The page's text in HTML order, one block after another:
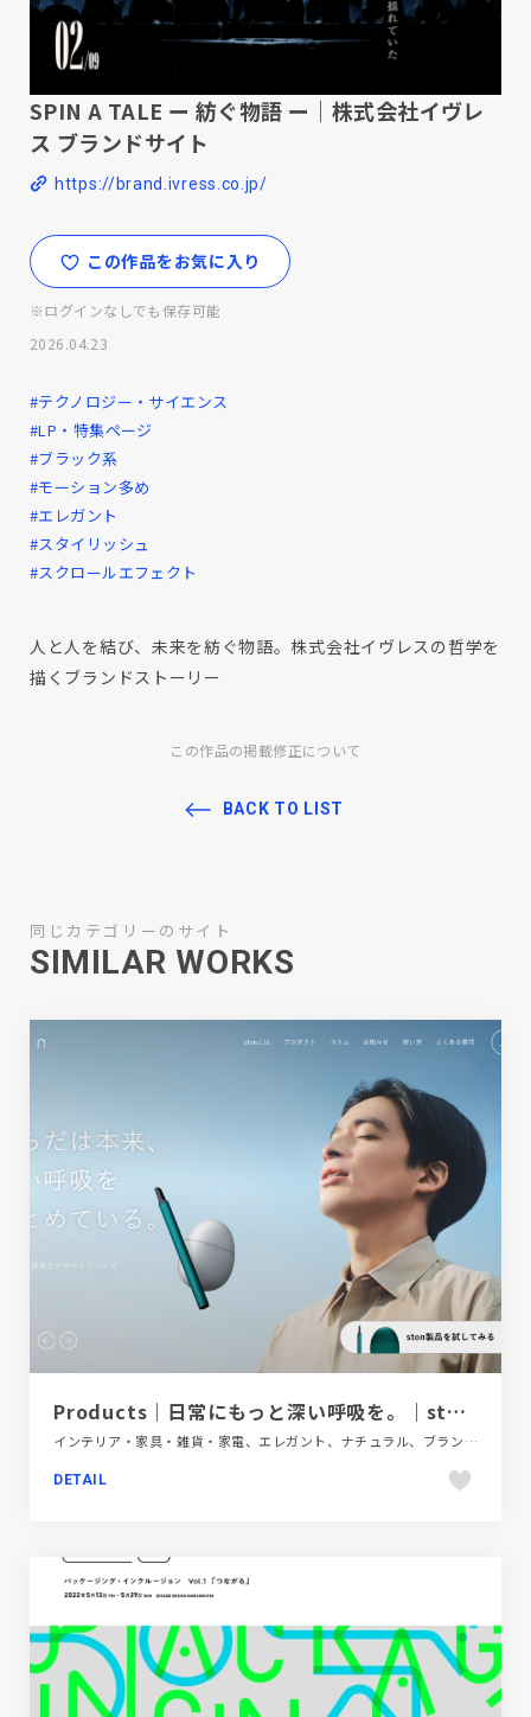
SPIN A TALE ー 紡ぐ物語 ー｜株式会社イヴレ
ス ブランドサイト
https://brand.ivress.co.jp/
この作品をお気に入り
※ログインなしでも保存可能
2026.04.23
#テクノロジー・サイエンス
#LP・特集ページ
#ブラック系
#モーション多め
#エレガント
#スタイリッシュ
#スクロールエフェクト
人と人を結び、未来を紡ぐ物語。株式会社イヴレスの哲学を
描くブランドストーリー
この作品の掲載修正について
BACK TO LIST
同じカテゴリーのサイト
SIMILAR WORKS
Products｜日常にもっと深い呼吸を。｜ston【ストン】
インテリア・家具・雑貨・家電、エレガント、ナチュラル、ブランド・サービスサイト、ホワイト系、動画が流れる、医療・ヘルスケア、大きめ写真
DETAIL